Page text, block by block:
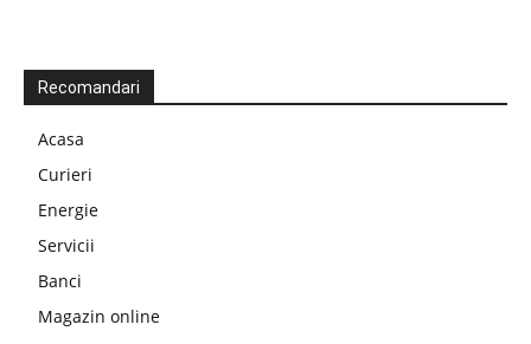
Recomandari
Acasa
Curieri
Energie
Servicii
Banci
Magazin online